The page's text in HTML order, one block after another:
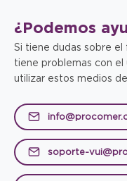
¿Podemos
Si tiene dudas sobre
tiene problemas con
utilizar estos medios
soporte-